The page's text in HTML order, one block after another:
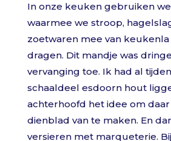
In onze keuken gebruiken
waarmee we stroop,
zoetwaren mee van
dragen. Dit mandje was
vervanging toe. Ik had al
schaaldeel esdoorn hout
achterhoofd het idee om
dienblad van te maken. En
versieren met marqueterie.